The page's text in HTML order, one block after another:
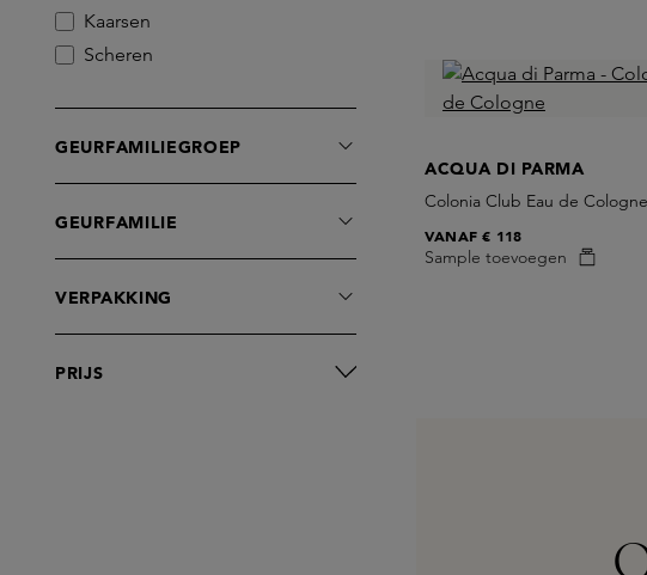
Kaarsen
Scheren
GEURFAMILIEGROEP
GEURFAMILIE
VERPAKKING
PRIJS
ACQUA DI PARMA
Colonia Club Eau de Cologne
Sample toevoegen
VANAF€ 118